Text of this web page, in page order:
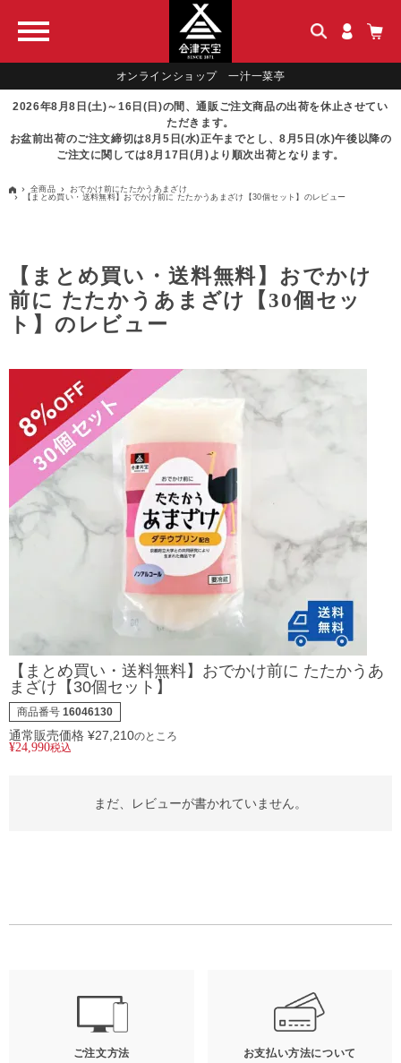
オンラインショップ 一汁一菜亭
2026年8月8日(土)～16日(日)の間、通販ご注文商品の出荷を休止させてい
ただきます。
お盆前出荷のご注文締切は8月5日(水)正午までとし、8月5日(水)午後以降の
ご注文に関しては8月17日(月)より順次出荷となります。
全商品
おでかけ前にたたかうあまざけ
【まとめ買い・送料無料】おでかけ前に たたかうあまざけ【30個セット】のレビュー
【まとめ買い・送料無料】おでかけ
前に たたかうあまざけ【30個セッ
ト】のレビュー
【まとめ買い・送料無料】おでかけ前に たたかうあ
まざけ【30個セット】
商品番号 16046130
通常販売価格 ¥27,210のところ
¥24,990税込
まだ、レビューが書かれていません。
ご注文方法 お支払い方法について